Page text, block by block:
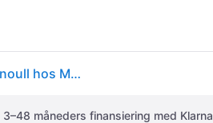
Femilet Juliana Long Pants Pysjbukser Str 44 - Merinoull hos Magasin
3–48 måneders finansiering med Klarna